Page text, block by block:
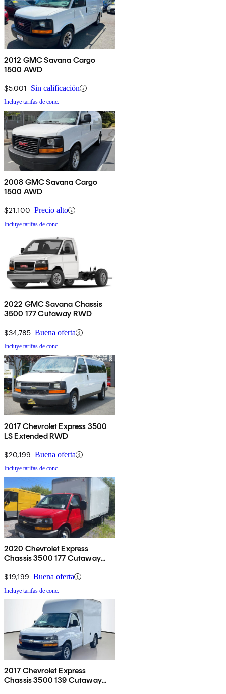
2012 GMC Savana Cargo
1500 AWD
$5,001 Sin calificación
Incluye tarifas de conc.
2008 GMC Savana Cargo
1500 AWD
$21,100 Precio alto
Incluye tarifas de conc.
2022 GMC Savana Chassis
3500 177 Cutaway RWD
$34,785 Buena oferta
Incluye tarifas de conc.
2017 Chevrolet Express 3500
LS Extended RWD
$20,199 Buena oferta
Incluye tarifas de conc.
2020 Chevrolet Express
Chassis 3500 177 Cutaway
$19,199 Buena oferta
Incluye tarifas de conc.
2017 Chevrolet Express
Chassis 3500 139 Cutaway